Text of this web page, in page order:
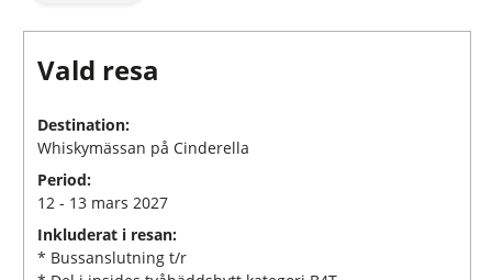
Vald resa
Destination:
Whiskymässan på Cinderella
Period:
12 - 13 mars 2027
Inkluderat i resan:
* Bussanslutning t/r